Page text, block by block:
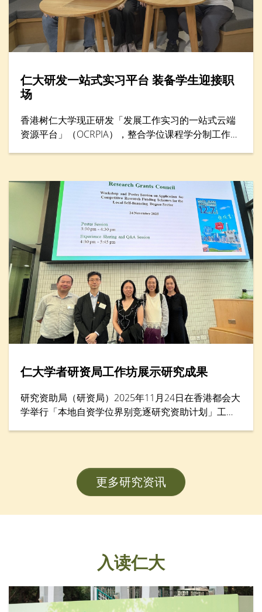
仁大研发一站式实习平台 装备学生迎接职
场
香港树仁大学现正研发「发展工作实习的一站式云端
资源平台」（OCRPIA），整合学位课程学分制工作实
料数据库，促进与本地及海外工作实习机构的联系，
并加强科技主导的实习训练。项目获教育局质素提升
支援计划（QESS）资助近490万港元，预计于2026年
下半年开始试行。
仁大学者研资局工作坊展示研究成果
研究资助局（研资局）2025年11月24日在香港都会大
学举行「本地自资学位界别竞逐研究资助计划」工作
会工作学系副教授武婉娴博士，展示其在教员发展计
划（FDS）研究项目的卓越成果。
更多研究资讯
入读仁大